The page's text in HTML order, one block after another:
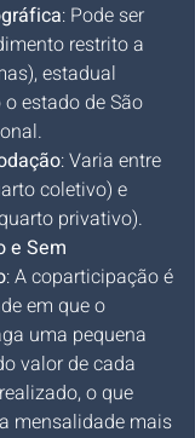
: Pode ser
restrito a
estadual
estado de São
: Varia entre
coletivo) e
privativo).
e Sem
: A coparticipação é
em que o
uma pequena
valor de cada
o que
mensalidade mais